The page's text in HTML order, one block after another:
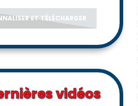
ET TÉLÉCHARGER
vidéos